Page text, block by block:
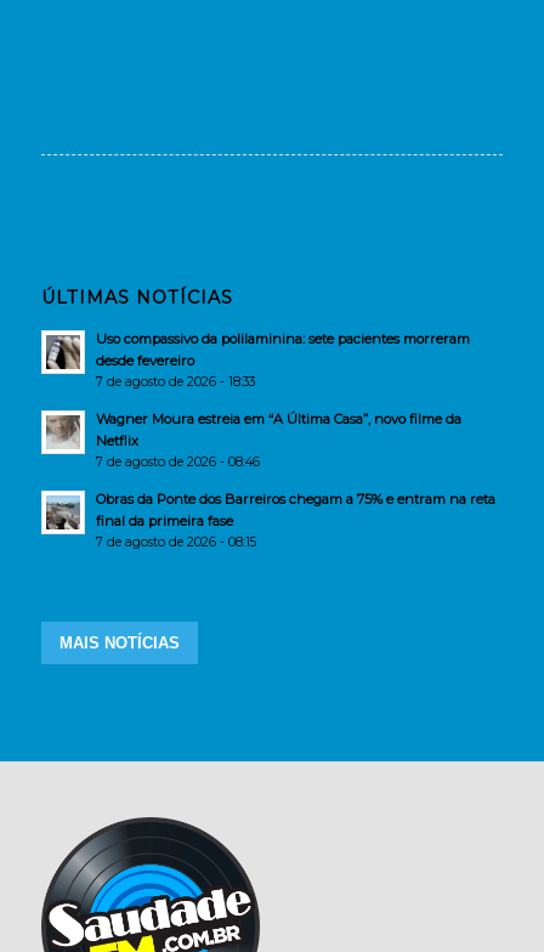
ÚLTIMAS NOTÍCIAS
Uso compassivo da polilaminina: sete pacientes morreram
desde fevereiro
7 de agosto de 2026 - 18:33
Wagner Moura estreia em “A Última Casa”, novo filme da
Netflix
7 de agosto de 2026 - 08:46
Obras da Ponte dos Barreiros chegam a 75% e entram na reta
final da primeira fase
7 de agosto de 2026 - 08:15
MAIS NOTÍCIAS